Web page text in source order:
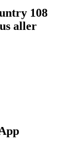
108
aller